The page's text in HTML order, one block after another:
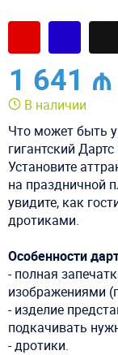
1 641 ₼
В наличии
Что может быть
гигантский
Установите
на праздничной
увидите, как
дротиками.
Особенности
- полная
изображениями
- изделие
подкачивать
- дротики.